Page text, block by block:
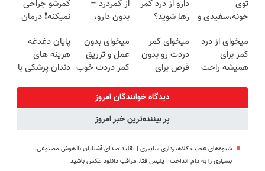
توی
خونه،سفیدی و
برگردون
(40%off)
دارو از درد کمر
رها شوید؟
رو پرکن)
از کمردرد –
بدون دارو،
«فرم پر کن»
کمرشو جراحی
نمیکنه❗ درمان
قرص
(پرسشنامه)
میخوای از درد
کمر برای
همیشه راحت
پر کن
میخوای کمر
دردت رو بدون
قرص برای
(◂پرسش‌نامه
رو پر کن)
میخوای بدون
عمل و تزریق
کمر دردت خوب
◂پرسش‌نامه رو
پرکن
پایان دغدغه
هزینه های
دندان پزشکی با
دیدگاه خوانندگان امروز
پر بیننده‌ترین خبر امروز
شیوه‌های عجیب کلاهبرداری سایبری | تقلید صدای آشنایان با هوش مصنوعی،
بسیاری را به دام انداخت | پلیس فتا: مراقب دانلود عکس باشید